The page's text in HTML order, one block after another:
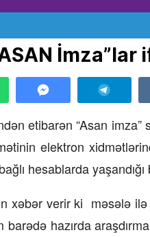
etibarən “Asan imza”
elektron
hesablarda yaşandığı
verir ki məsələ ilə
hazırda